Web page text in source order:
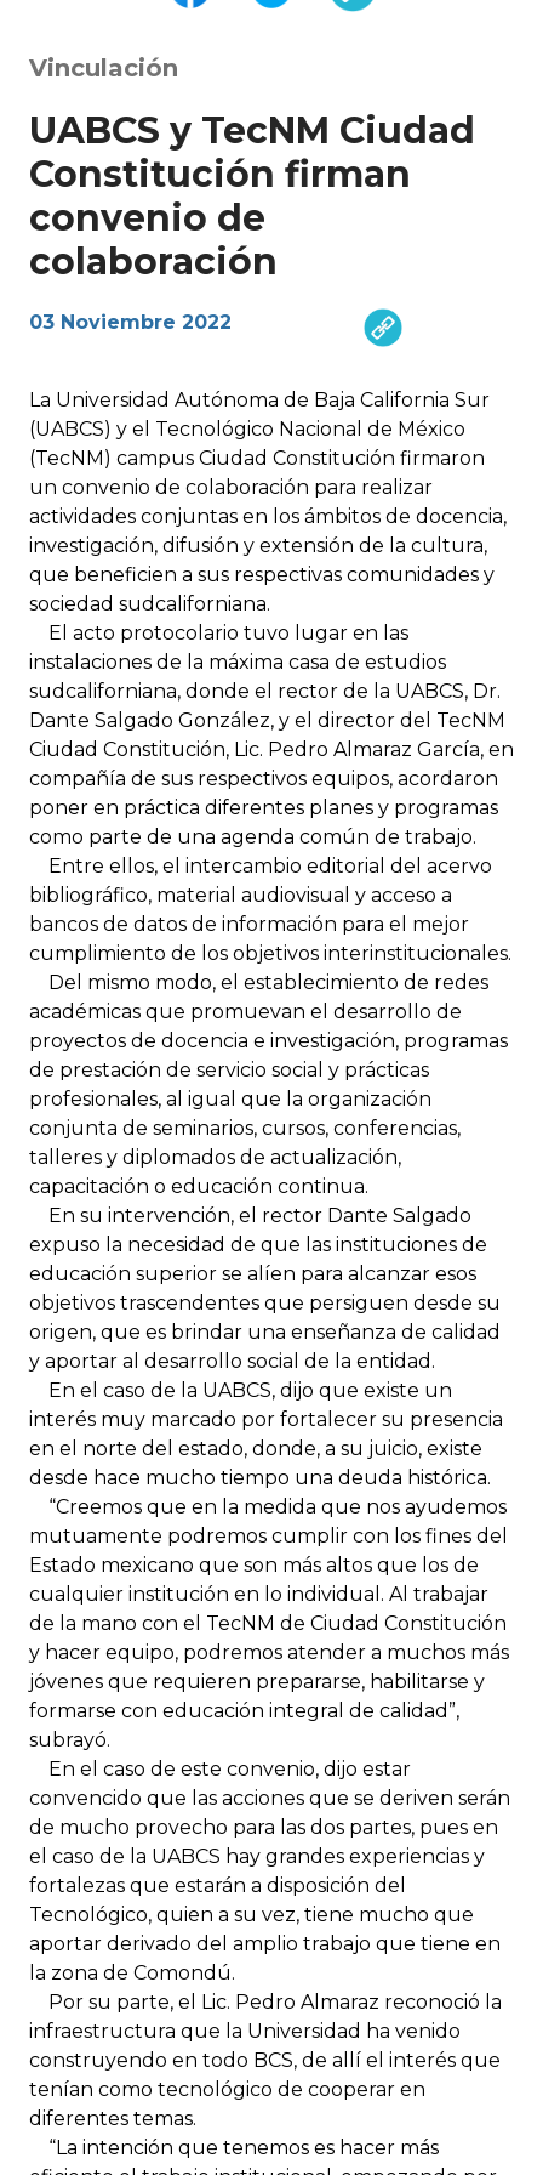
Vinculación
UABCS y TecNM Ciudad
Constitución firman
convenio de
colaboración
03 Noviembre 2022
La Universidad Autónoma de Baja California Sur
(UABCS) y el Tecnológico Nacional de México
(TecNM) campus Ciudad Constitución firmaron
un convenio de colaboración para realizar
actividades conjuntas en los ámbitos de docencia,
investigación, difusión y extensión de la cultura,
que beneficien a sus respectivas comunidades y
sociedad sudcaliforniana.
El acto protocolario tuvo lugar en las
instalaciones de la máxima casa de estudios
sudcaliforniana, donde el rector de la UABCS, Dr.
Dante Salgado González, y el director del TecNM
Ciudad Constitución, Lic. Pedro Almaraz García, en
compañía de sus respectivos equipos, acordaron
poner en práctica diferentes planes y programas
como parte de una agenda común de trabajo.
Entre ellos, el intercambio editorial del acervo
bibliográfico, material audiovisual y acceso a
bancos de datos de información para el mejor
cumplimiento de los objetivos interinstitucionales.
Del mismo modo, el establecimiento de redes
académicas que promuevan el desarrollo de
proyectos de docencia e investigación, programas
de prestación de servicio social y prácticas
profesionales, al igual que la organización
conjunta de seminarios, cursos, conferencias,
talleres y diplomados de actualización,
capacitación o educación continua.
En su intervención, el rector Dante Salgado
expuso la necesidad de que las instituciones de
educación superior se alíen para alcanzar esos
objetivos trascendentes que persiguen desde su
origen, que es brindar una enseñanza de calidad
y aportar al desarrollo social de la entidad.
En el caso de la UABCS, dijo que existe un
interés muy marcado por fortalecer su presencia
en el norte del estado, donde, a su juicio, existe
desde hace mucho tiempo una deuda histórica.
“Creemos que en la medida que nos ayudemos
mutuamente podremos cumplir con los fines del
Estado mexicano que son más altos que los de
cualquier institución en lo individual. Al trabajar
de la mano con el TecNM de Ciudad Constitución
y hacer equipo, podremos atender a muchos más
jóvenes que requieren prepararse, habilitarse y
formarse con educación integral de calidad”,
subrayó.
En el caso de este convenio, dijo estar
convencido que las acciones que se deriven serán
de mucho provecho para las dos partes, pues en
el caso de la UABCS hay grandes experiencias y
fortalezas que estarán a disposición del
Tecnológico, quien a su vez, tiene mucho que
aportar derivado del amplio trabajo que tiene en
la zona de Comondú.
Por su parte, el Lic. Pedro Almaraz reconoció la
infraestructura que la Universidad ha venido
construyendo en todo BCS, de allí el interés que
tenían como tecnológico de cooperar en
diferentes temas.
“La intención que tenemos es hacer más